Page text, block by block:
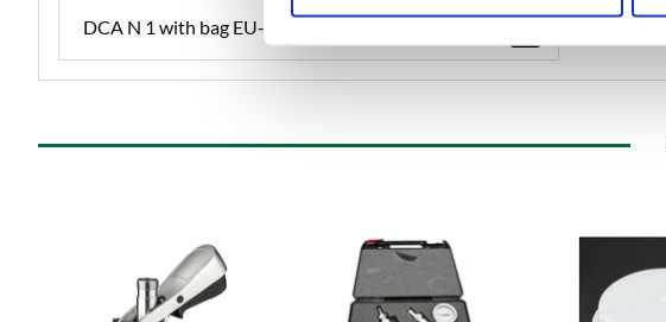
DCA N 1 with bag EU-FDA 02-02-26.pdf